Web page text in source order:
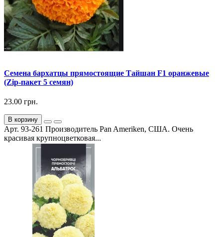
Семена бархатцы прямостоящие Тайшан F1 оранжевые
(Zip-пакет 5 семян)
23.00 грн.
В корзину
Арт. 93-261 Производитель Pan Ameriken, США. Очень
красивая крупноцветковая...